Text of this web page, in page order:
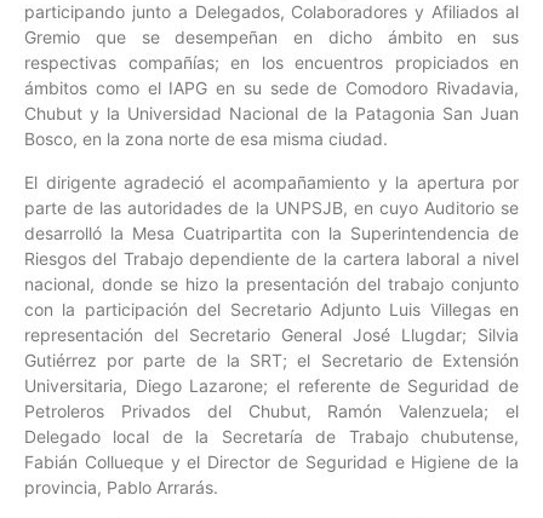
participando junto a Delegados, Colaboradores y Afiliados al
Gremio que se desempeñan en dicho ámbito en sus
respectivas compañías; en los encuentros propiciados en
ámbitos como el IAPG en su sede de Comodoro Rivadavia,
Chubut y la Universidad Nacional de la Patagonia San Juan
Bosco, en la zona norte de esa misma ciudad.
El dirigente agradeció el acompañamiento y la apertura por
parte de las autoridades de la UNPSJB, en cuyo Auditorio se
desarrolló la Mesa Cuatripartita con la Superintendencia de
Riesgos del Trabajo dependiente de la cartera laboral a nivel
nacional, donde se hizo la presentación del trabajo conjunto
con la participación del Secretario Adjunto Luis Villegas en
representación del Secretario General José Llugdar; Silvia
Gutiérrez por parte de la SRT; el Secretario de Extensión
Universitaria, Diego Lazarone; el referente de Seguridad de
Petroleros Privados del Chubut, Ramón Valenzuela; el
Delegado local de la Secretaría de Trabajo chubutense,
Fabián Collueque y el Director de Seguridad e Higiene de la
provincia, Pablo Arrarás.